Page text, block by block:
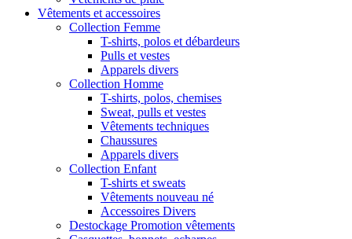
Vêtements et accessoires
Collection Femme
T-shirts, polos et débardeurs
Pulls et vestes
Apparels divers
Collection Homme
T-shirts, polos, chemises
Sweat, pulls et vestes
Vêtements techniques
Chaussures
Apparels divers
Collection Enfant
T-shirts et sweats
Vêtements nouveau né
Accessoires Divers
Destockage Promotion vêtements